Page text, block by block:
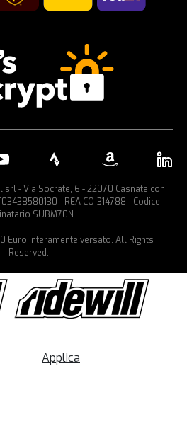
- Via Socrate, 6 - 22070 Casnate con
- REA CO-314788 - Codice
SUBM70N.
Euro interamente versato. All Rights
Reserved.
Applica